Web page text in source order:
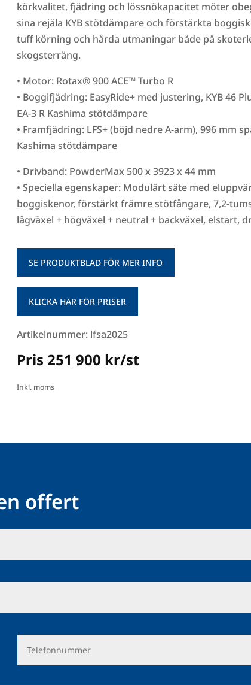
körkvalitet, fjädring och lössnökapacitet möter
sina rejäla KYB stötdämpare och förstärkta
tuff körning och hårda utmaningar både på
skogsterräng.
• Motor: Rotax® 900 ACE™ Turbo R
• Boggifjädring: EasyRide+ med justering, KYB 46
EA-3 R Kashima stötdämpare
• Framfjädring: LFS+ (böjd nedre A-arm), 996 mm
Kashima stötdämpare
• Drivband: PowderMax 500 x 3923 x 44 mm
• Speciella egenskaper: Modulärt säte med
boggiskenor, förstärkt främre stötfångare, 7,2-
lågväxel + högväxel + neutral + backväxel, elstart,
SE PRODUKTBLAD FÖR MER INFO
KLICKA HÄR FÖR PRISER
Artikelnummer: lfsa2025
Pris 251 900 kr/st
Inkl. moms
offert